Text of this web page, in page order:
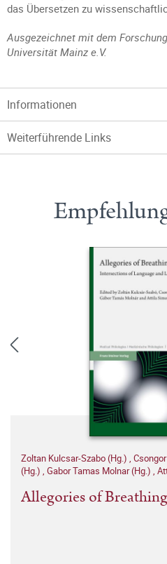
das Übersetzen zu
Ausgezeichnet mit dem
Universität Mainz e.V.
Informationen
Weiterführende Links
Zoltan Kulcsar-Szabo (Hg.) ,
(Hg.) , Gabor Tamas Molnar (Hg.) ,
Allegories of Breathing